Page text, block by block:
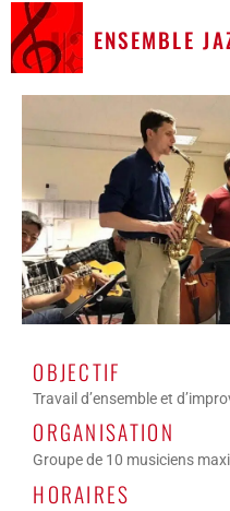
ENSEMBLE
OBJECTIF
Travail d’ensemble et
ORGANISATION
Groupe de 10 musiciens
HORAIRES